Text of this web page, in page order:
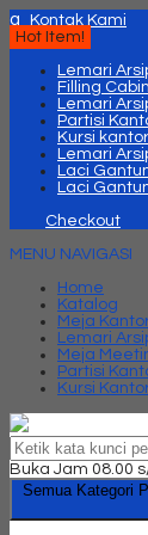
q
Kontak Kami
Hot Item!
Lemari
Filling
Lemari
Partisi
Kursi
Lemari
Laci
Laci
Checkout
MENU NAVIGASI
Home
Katalog
Meja
Lemari
Meja
Partisi
Kursi
Buka Jam 08.00
Semua Kategori